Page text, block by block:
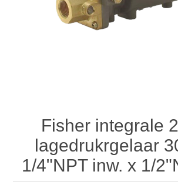
Fisher integrale
lagedrukrgelaar
1/4"NPT inw. x 1/